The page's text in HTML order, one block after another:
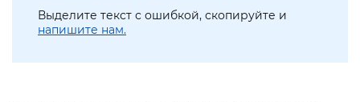
Выделите текст с ошибкой, скопируйте и
напишите нам.